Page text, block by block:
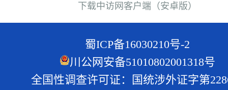
下载中访网客户端（安卓版）
蜀ICP备16030210号-2
川公网安备51010802001318号
全国性调查许可证：国统涉外证字第